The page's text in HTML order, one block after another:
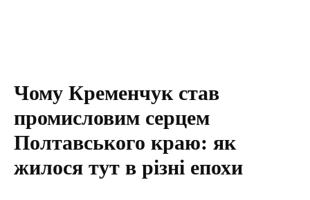
Чому Кременчук став
промисловим серцем
Полтавського краю: як
жилося тут в різні епохи